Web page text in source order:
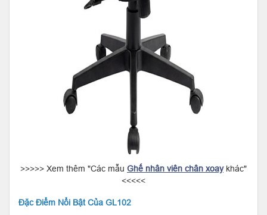
>>>>> Xem thêm "Các mẫu Ghế nhân viên chân xoaykhác"
<<<<<
Đặc Điểm Nổi Bật Của GL102